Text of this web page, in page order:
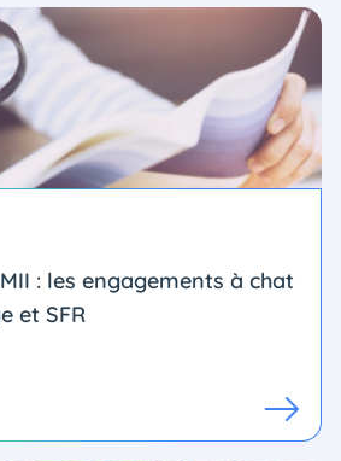
: les engagements à chat
et SFR